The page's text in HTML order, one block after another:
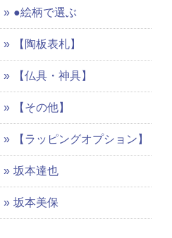
●絵柄で選ぶ
【陶板表札】
【仏具・神具】
【その他】
【ラッピングオプション】
坂本達也
坂本美保